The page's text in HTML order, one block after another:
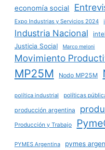
economía social
Expo Industrias y Servicios 2024
Industria Nacional
Justicia Social Marco meloni
Movimiento
MP25M Nodo MP25M
política industrial políticas
producción argentina
Producción y Trabajo
PYMES Argentina pymes